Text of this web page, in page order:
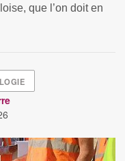
que l’on doit en